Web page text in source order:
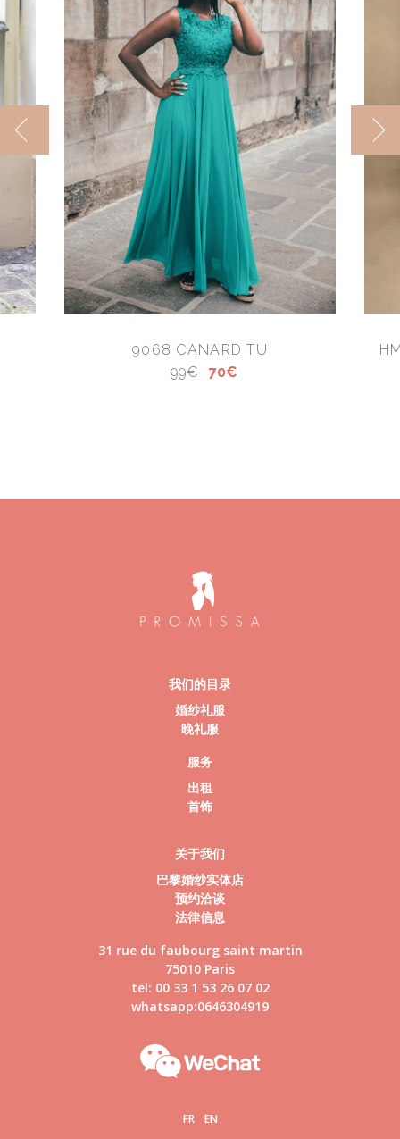
9068 CANARD TU
99€
70€
我们的目录
婚纱礼服
晚礼服
服务
出租
首饰
关于我们
巴黎婚纱实体店
预约洽谈
法律信息
31 rue du faubourg saint martin
75010 Paris
tel: 00 33 1 53 26 07 02
whatsapp:0646304919
FR EN